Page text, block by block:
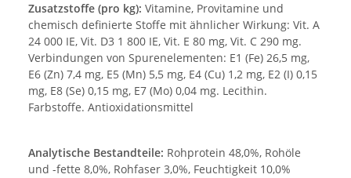
Zusatzstoffe (pro kg): Vitamine, Provitamine und
chemisch definierte Stoffe mit ähnlicher Wirkung: Vit. A
24 000 IE, Vit. D3 1 800 IE, Vit. E 80 mg, Vit. C 290 mg.
Verbindungen von Spurenelementen: E1 (Fe) 26,5 mg,
E6 (Zn) 7,4 mg, E5 (Mn) 5,5 mg, E4 (Cu) 1,2 mg, E2 (I) 0,15
mg, E8 (Se) 0,15 mg, E7 (Mo) 0,04 mg. Lecithin.
Farbstoffe. Antioxidationsmittel
Analytische Bestandteile: Rohprotein 48,0%, Rohöle
und -fette 8,0%, Rohfaser 3,0%, Feuchtigkeit 10,0%